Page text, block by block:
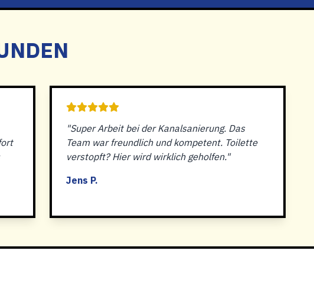
"Super Arbeit bei der Kanalsanierung. Das
Team war freundlich und kompetent. Toilette
verstopft? Hier wird wirklich geholfen."
Jens P.